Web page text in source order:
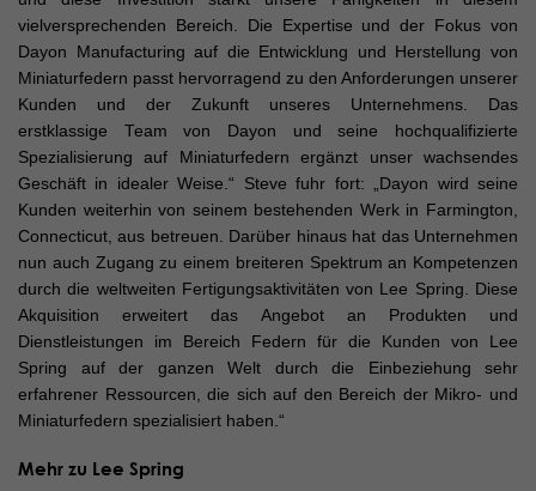
vielversprechenden Bereich. Die Expertise und der Fokus von
Dayon Manufacturing auf die Entwicklung und Herstellung von
Miniaturfedern passt hervorragend zu den Anforderungen unserer
Kunden und der Zukunft unseres Unternehmens. Das
erstklassige Team von Dayon und seine hochqualifizierte
Spezialisierung auf Miniaturfedern ergänzt unser wachsendes
Geschäft in idealer Weise.“ Steve fuhr fort: „Dayon wird seine
Kunden weiterhin von seinem bestehenden Werk in Farmington,
Connecticut, aus betreuen. Darüber hinaus hat das Unternehmen
nun auch Zugang zu einem breiteren Spektrum an Kompetenzen
durch die weltweiten Fertigungsaktivitäten von Lee Spring. Diese
Akquisition erweitert das Angebot an Produkten und
Dienstleistungen im Bereich Federn für die Kunden von Lee
Spring auf der ganzen Welt durch die Einbeziehung sehr
erfahrener Ressourcen, die sich auf den Bereich der Mikro- und
Miniaturfedern spezialisiert haben.“
Mehr zu Lee Spring